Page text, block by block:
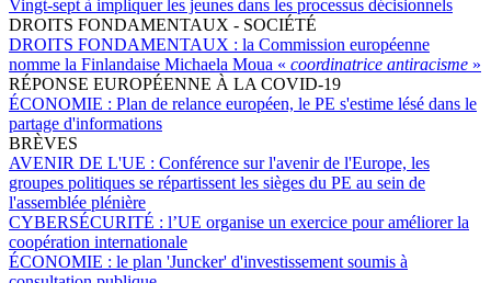
Vingt-sept à impliquer les jeunes dans les processus décisionnels
DROITS FONDAMENTAUX - SOCIÉTÉ
DROITS FONDAMENTAUX : la Commission européenne
nomme la Finlandaise Michaela Moua « coordinatrice antiracisme »
RÉPONSE EUROPÉENNE À LA COVID-19
ÉCONOMIE : Plan de relance européen, le PE s'estime lésé dans le
partage d'informations
BRÈVES
AVENIR DE L'UE : Conférence sur l'avenir de l'Europe, les
groupes politiques se répartissent les sièges du PE au sein de
l'assemblée plénière
CYBERSÉCURITÉ : l’UE organise un exercice pour améliorer la
coopération internationale
ÉCONOMIE : le plan 'Juncker' d'investissement soumis à